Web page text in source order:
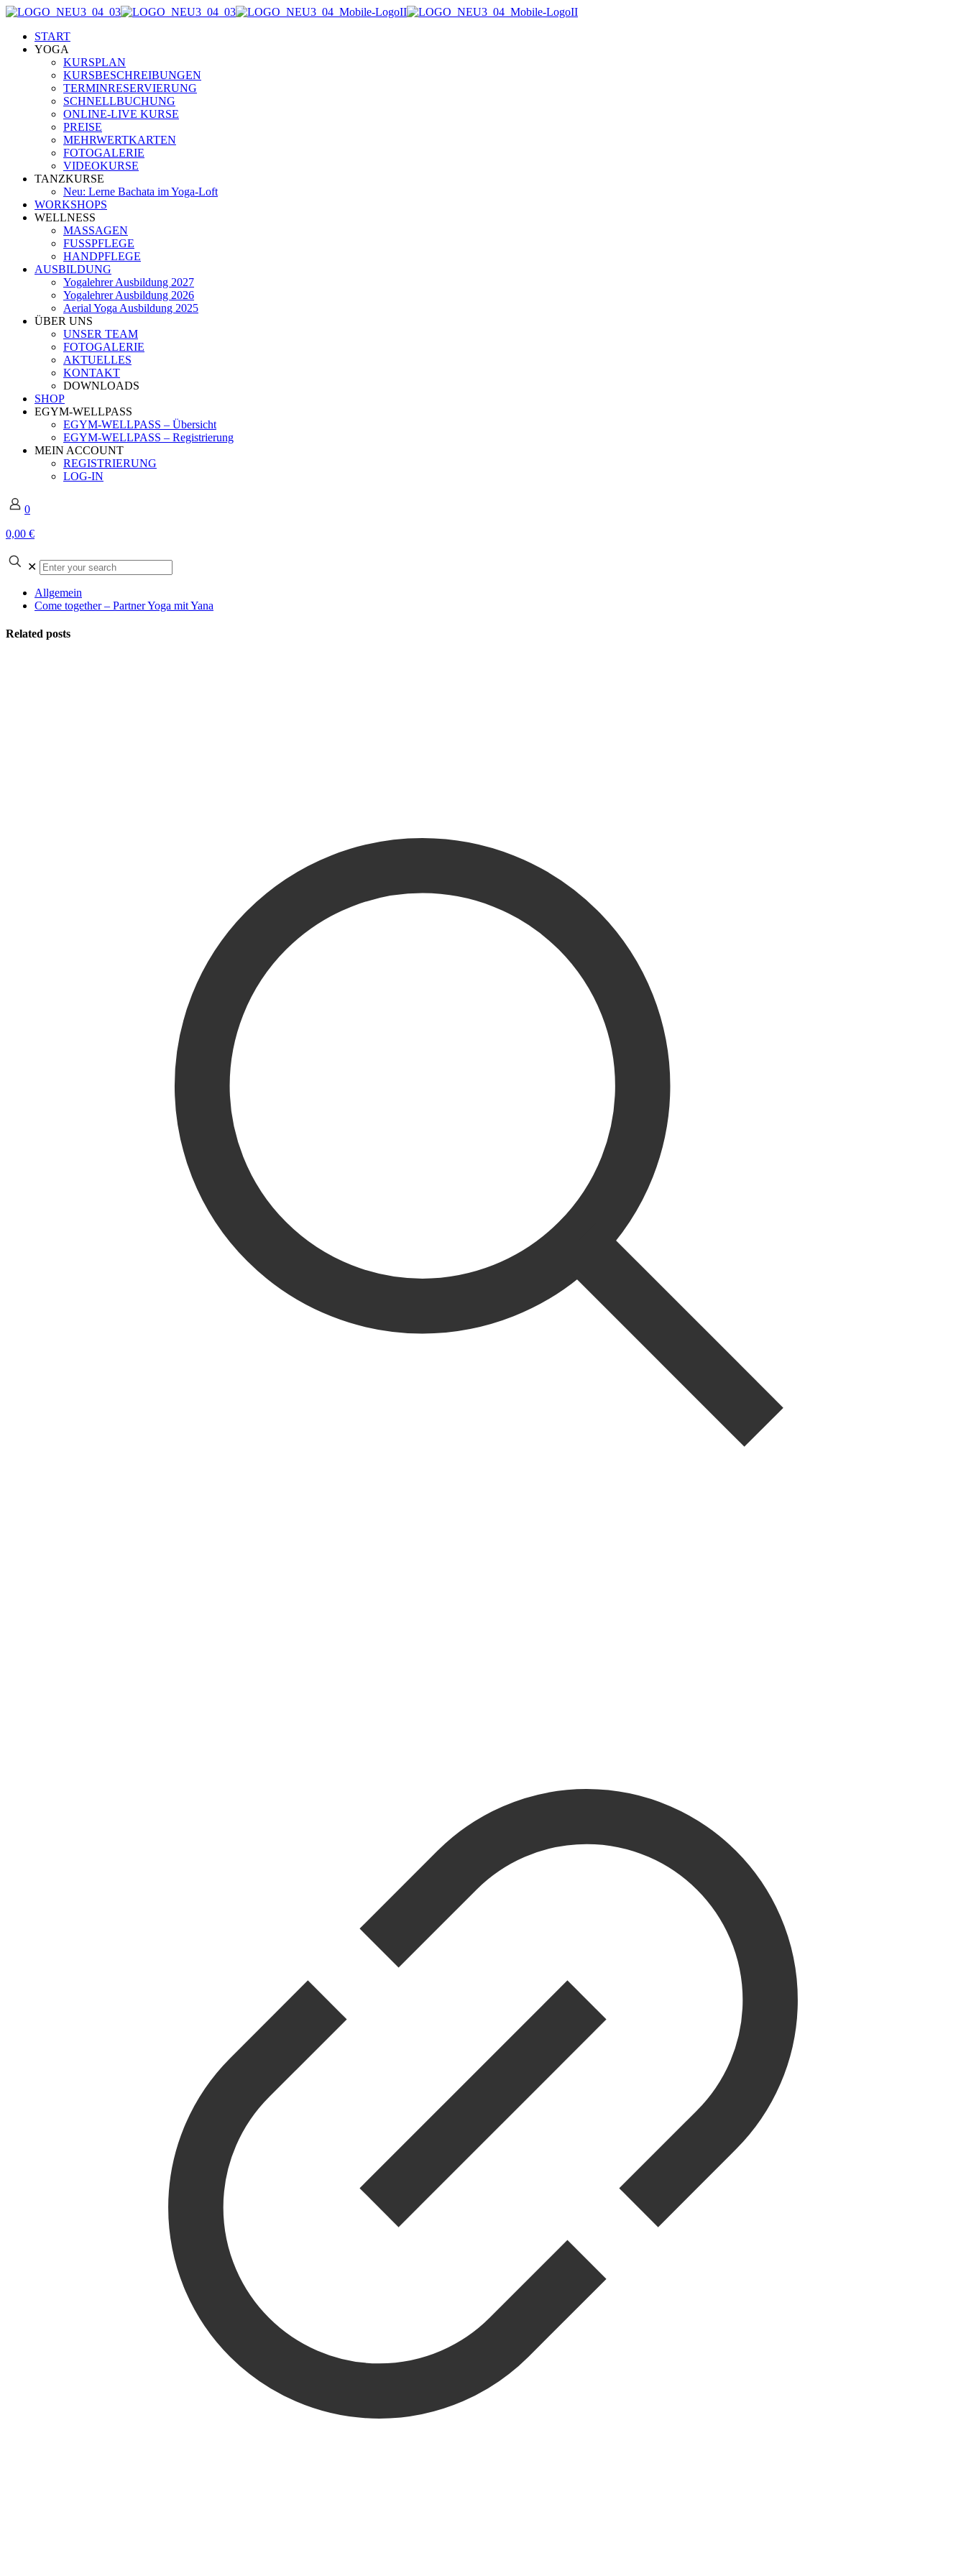
START
YOGA
KURSPLAN
KURSBESCHREIBUNGEN
TERMINRESERVIERUNG
SCHNELLBUCHUNG
ONLINE-LIVE KURSE
PREISE
MEHRWERTKARTEN
FOTOGALERIE
VIDEOKURSE
TANZKURSE
Neu: Lerne Bachata im Yoga-Loft
WORKSHOPS
WELLNESS
MASSAGEN
FUSSPFLEGE
HANDPFLEGE
AUSBILDUNG
Yogalehrer Ausbildung 2027
Yogalehrer Ausbildung 2026
Aerial Yoga Ausbildung 2025
ÜBER UNS
UNSER TEAM
FOTOGALERIE
AKTUELLES
KONTAKT
DOWNLOADS
SHOP
EGYM-WELLPASS
EGYM-WELLPASS – Übersicht
EGYM-WELLPASS – Registrierung
MEIN ACCOUNT
REGISTRIERUNG
LOG-IN
0
0,00 €
✕
Enter
your
Allgemein
Come together – Partner Yoga mit Yana
Related posts